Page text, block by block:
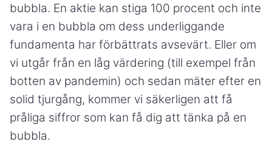
bubbla. En aktie kan stiga 100 procent och inte
vara i en bubbla om dess underliggande
fundamenta har förbättrats avsevärt. Eller om
vi utgår från en låg värdering (till exempel från
botten av pandemin) och sedan mäter efter en
solid tjurgång, kommer vi säkerligen att få
pråliga siffror som kan få dig att tänka på en
bubbla.